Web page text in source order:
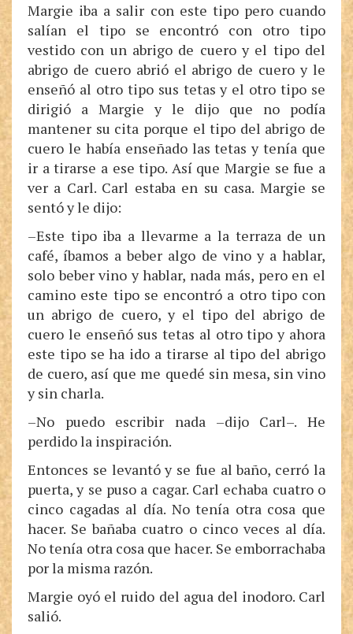
Margie iba a salir con este tipo pero cuando
salían el tipo se encontró con otro tipo
vestido con un abrigo de cuero y el tipo del
abrigo de cuero abrió el abrigo de cuero y le
enseñó al otro tipo sus tetas y el otro tipo se
dirigió a Margie y le dijo que no podía
mantener su cita porque el tipo del abrigo de
cuero le había enseñado las tetas y tenía que
ir a tirarse a ese tipo. Así que Margie se fue a
ver a Carl. Carl estaba en su casa. Margie se
sentó y le dijo:
–Este tipo iba a llevarme a la terraza de un
café, íbamos a beber algo de vino y a hablar,
solo beber vino y hablar, nada más, pero en el
camino este tipo se encontró a otro tipo con
un abrigo de cuero, y el tipo del abrigo de
cuero le enseñó sus tetas al otro tipo y ahora
este tipo se ha ido a tirarse al tipo del abrigo
de cuero, así que me quedé sin mesa, sin vino
y sin charla.
–No puedo escribir nada –dijo Carl–. He
perdido la inspiración.
Entonces se levantó y se fue al baño, cerró la
puerta, y se puso a cagar. Carl echaba cuatro o
cinco cagadas al día. No tenía otra cosa que
hacer. Se bañaba cuatro o cinco veces al día.
No tenía otra cosa que hacer. Se emborrachaba
por la misma razón.
Margie oyó el ruido del agua del inodoro. Carl
salió.